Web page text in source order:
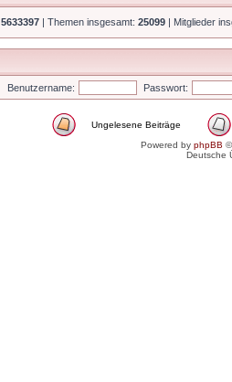
5633397 | Themen insgesamt: 25099 | Mitglieder
Benutzername: Passwort:
Ungelesene Beiträge
Powered by phpBB
Deutsche